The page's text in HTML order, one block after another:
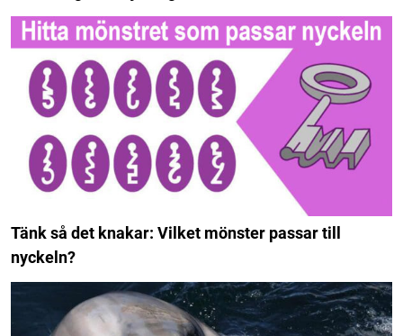
Tänk så det knakar: Vilket mönster passar till
nyckeln?